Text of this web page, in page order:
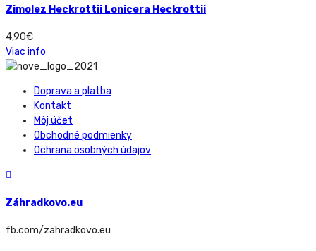
Zimolez Heckrottii Lonicera Heckrottii
4,90€
Viac info
Doprava a platba
Kontakt
Môj účet
Obchodné podmienky
Ochrana osobných údajov
Záhradkovo.eu
fb.com/zahradkovo.eu